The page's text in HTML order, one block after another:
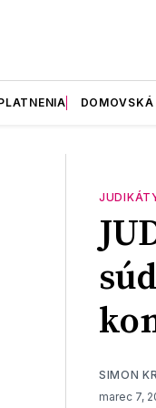
SIMON
marec 7,